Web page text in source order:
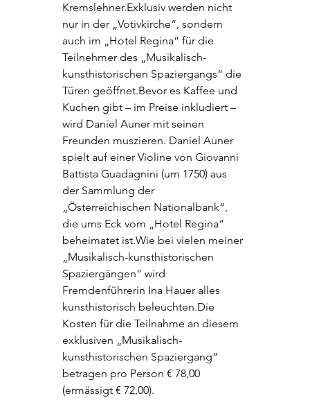
Kremslehner.Exklusiv werden nicht
nur in der „Votivkirche“, sondern
auch im „Hotel Regina“ für die
Teilnehmer des „Musikalisch-
kunsthistorischen Spaziergangs“ die
Türen geöffnet.Bevor es Kaffee und
Kuchen gibt – im Preise inkludiert –
wird Daniel Auner mit seinen
Freunden muszieren. Daniel Auner
spielt auf einer Violine von Giovanni
Battista Guadagnini (um 1750) aus
der Sammlung der
„Österreichischen Nationalbank“,
die ums Eck vom „Hotel Regina“
beheimatet ist.Wie bei vielen meiner
„Musikalisch-kunsthistorischen
Spaziergängen“ wird
Fremdenführerin Ina Hauer alles
kunsthistorisch beleuchten.Die
Kosten für die Teilnahme an diesem
exklusiven „Musikalisch-
kunsthistorischen Spaziergang“
betragen pro Person € 78,00
(ermässigt € 72,00).